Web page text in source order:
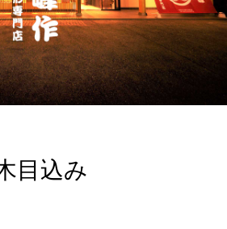
五月
人形
専門
店」
目込み